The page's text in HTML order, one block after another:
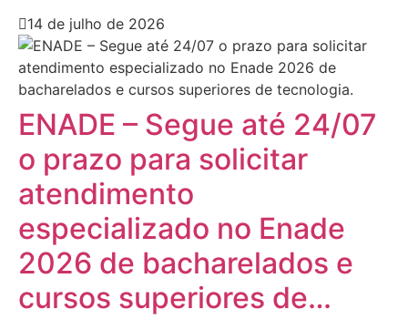
14 de julho de 2026
ENADE – Segue até 24/07
o prazo para solicitar
atendimento
especializado no Enade
2026 de bacharelados e
cursos superiores de…